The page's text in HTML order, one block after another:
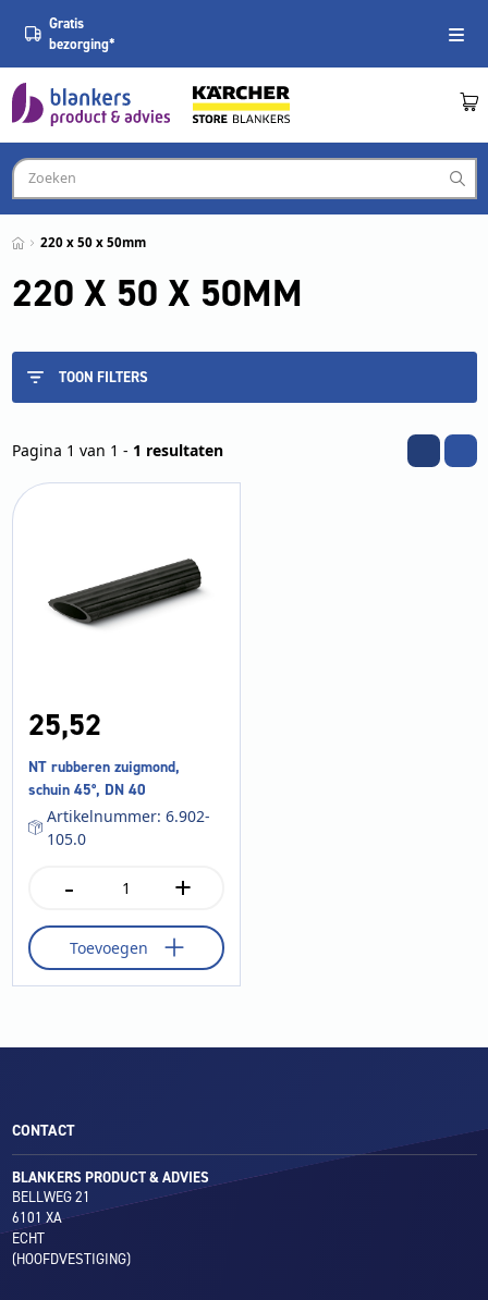
Gratis
bezorging*
220 x 50 x 50mm
220 X 50 X 50MM
TOON FILTERS
Pagina 1 van 1 - 1 resultaten
25,52
NT rubberen zuigmond,
schuin 45°, DN 40
Artikelnummer: 6.902-
105.0
-
zuigmond,
schuin
45°,
DN
+
Toevoegen
CONTACT
BLANKERS PRODUCT & ADVIES
BELLWEG 21
6101 XA
ECHT
(HOOFDVESTIGING)